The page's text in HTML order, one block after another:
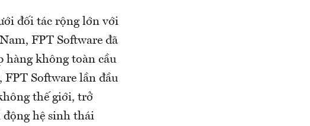
đối tác rộng lớn với
FPT Software đã
hàng không toàn cầu
FPT Software lần đầu
thế giới, trở
hệ sinh thái